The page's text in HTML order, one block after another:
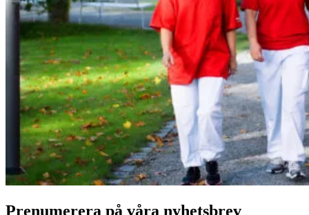
Prenumerera på våra nyhetsbrev